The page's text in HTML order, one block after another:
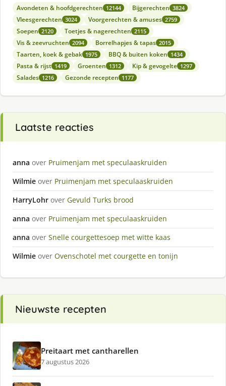
Avondeten & hoofdgerechten 12144 Bijgerechten 3824
Vleesgerechten 3024 Voorgerechten & amuses 2759
Soepen 2120 Toetjes & nagerechten 2115
Vis & zeevruchten 2094 Borrelhapjes & tapas 2015
Taarten, koek & gebak 1975 BBQ & buiten koken 1434
Pasta & rijst 1419 Groenten 1312 Kip & gevogelte 1297
Salades 1216 Gezonde recepten 1177
Laatste reacties
anna over Pruimenjam met speculaaskruiden
Wilmie over Pruimenjam met speculaaskruiden
HarryLohr over Gevuld Turks brood
anna over Pruimenjam met speculaaskruiden
anna over Snelle courgettesoep met witte kaas
Wilmie over Ovenschotel met courgette en tonijn
Nieuwste recepten
Preitaart met cantharellen
7 augustus 2026